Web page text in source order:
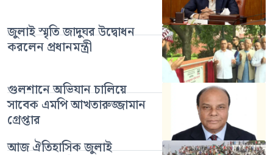
জুলাই স্মৃতি জাদুঘর উদ্বোধন
করলেন প্রধানমন্ত্রী
গুলশানে অভিযান চালিয়ে
সাবেক এমপি আখতারুজ্জামান
গ্রেপ্তার
আজ ঐতিহাসিক জুলাই